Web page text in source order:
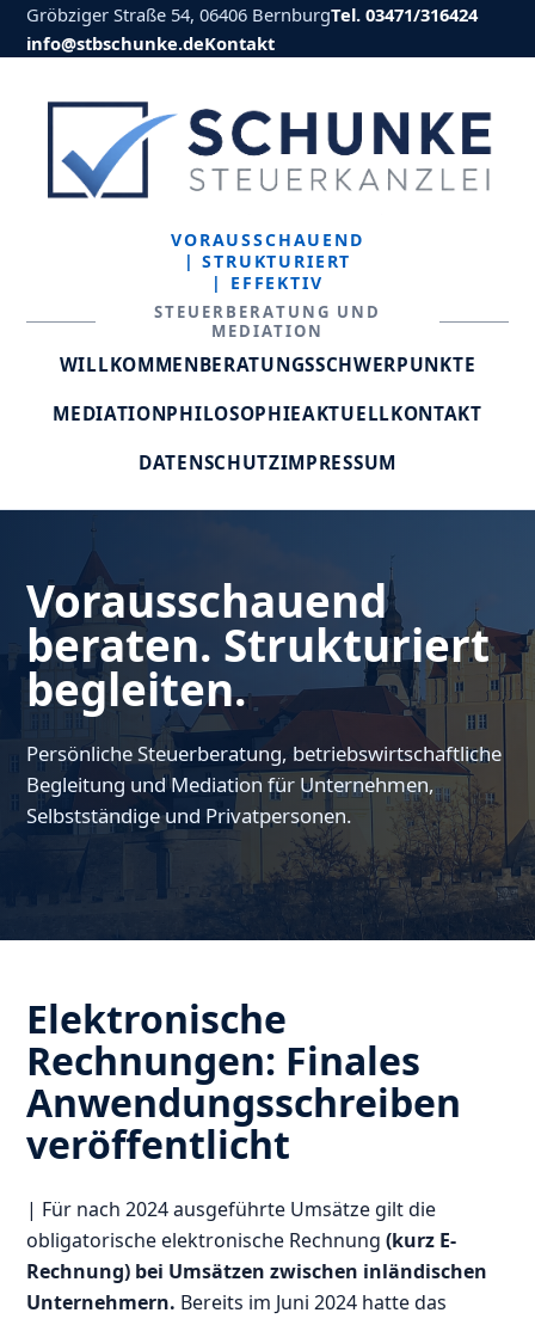
Gröbziger Straße 54, 06406 BernburgTel. 03471/316424
info@stbschunke.deKontakt
VORAUSSCHAUEND
| STRUKTURIERT
| EFFEKTIV
STEUERBERATUNG UND
MEDIATION
WILLKOMMENBERATUNGSSCHWERPUNKTE
MEDIATIONPHILOSOPHIEAKTUELLKONTAKT
DATENSCHUTZIMPRESSUM
Vorausschauend
beraten. Strukturiert
begleiten.
Persönliche Steuerberatung, betriebswirtschaftliche
Begleitung und Mediation für Unternehmen,
Selbstständige und Privatpersonen.
Elektronische
Rechnungen: Finales
Anwendungsschreiben
veröffentlicht
| Für nach 2024 ausgeführte Umsätze gilt die
obligatorische elektronische Rechnung(kurz E-
Rechnung) bei Umsätzen zwischen inländischen
Unternehmern. Bereits im Juni 2024 hatte das